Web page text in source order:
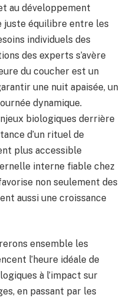
au développement
juste équilibre entre les
individuels des
des experts s’avère
du coucher est un
une nuit apaisée, un
dynamique.
biologiques derrière
d’un rituel de
plus accessible
interne fiable chez
non seulement des
aussi une croissance
ensemble les
l’heure idéale de
à l’impact sur
en passant par les